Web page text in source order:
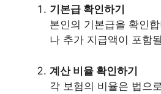
기본급 확인하기
본인의 기본급을 확인
나 추가 지급액이 포함
계산 비율 확인하기
각 보험의 비율은 법으